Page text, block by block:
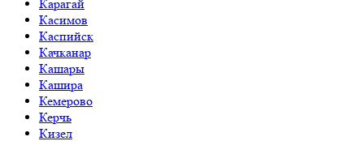
Карагай
Касимов
Каспийск
Качканар
Кашары
Кашира
Кемерово
Керчь
Кизел